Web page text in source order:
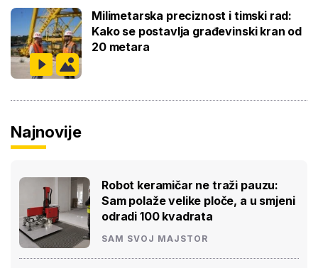
Milimetarska preciznost i timski rad:
Kako se postavlja građevinski kran od
20 metara
Najnovije
Robot keramičar ne traži pauzu:
Sam polaže velike ploče, a u smjeni
odradi 100 kvadrata
SAM SVOJ MAJSTOR